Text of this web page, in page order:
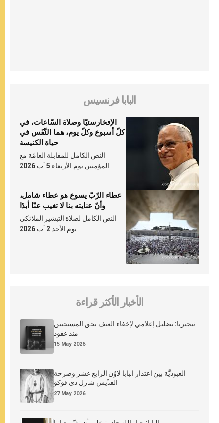
البابا فرنسيس
الإفخارستيّا وصلاة السّاعات، في
كلّ أسبوع وكلّ يوم، هما النَّفَس في
حياة الكنيسة
النص الكامل للمقابلة العامّة مع
المؤمنين يوم الأربعاء 5 آب 2026
عطاء الرّبّ يسوع هو عطاء شامل،
وأنّ عنايته بنا لا تغيب عنّا أبدًا
النص الكامل لصلاة التبشير الملائكي
يوم الأحد 2 آب 2026
الأخبار الأكثر قراءة
نيجيريا: تضليل إعلامي لإخفاء العنف بحق المسيحيين
منذ عقود
15 May 2026
العبوديَّة بين اعتذار البابا لاوُن الرابع عشر وصرخة
القدِّيس شارل دي فوكو
27 May 2026